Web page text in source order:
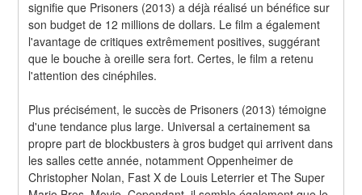
signifie que Prisoners (2013) a déjà réalisé un bénéfice sur
son budget de 12 millions de dollars. Le film a également
l'avantage de critiques extrêmement positives, suggérant
que le bouche à oreille sera fort. Certes, le film a retenu
l'attention des cinéphiles.
Plus précisément, le succès de Prisoners (2013) témoigne
d'une tendance plus large. Universal a certainement sa
propre part de blockbusters à gros budget qui arrivent dans
les salles cette année, notamment Oppenheimer de
Christopher Nolan, Fast X de Louis Leterrier et The Super